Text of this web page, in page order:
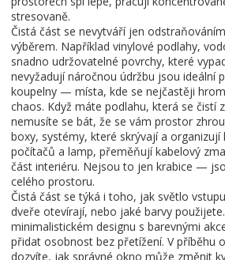
stresovaně.
Čistá část se nevytváří jen
výběrem. Například vinylové podlahy,
snadno udržovatelné povrchy, které
nevyžadují náročnou údržbu jsou ideální
koupelny — místa, kde se nejčastěji
chaos. Když máte podlahu, která se čistí
nemusíte se bát, že se vám prostor
boxy, systémy, které skrývají a organizují
počítačů a lamp, přeměňují kabelový
část interiéru. Nejsou to jen krabice —
celého prostoru.
Čistá část se týká i toho, jak světlo
dveře otevírají, nebo jaké barvy
minimalistickém designu s barevnými
přidat osobnost bez přetížení. V příběhu
dozvíte, jak správné okno může změnit